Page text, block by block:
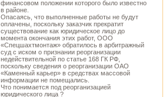
финансовом положении которого было известно
в районе.
Опасаясь, что выполненные работы не будут
оплачены, поскольку заказчик прекратит
существование как юридическое лицо до
момента окончания этих работ, ООО
«Спецшахтмонтаж» обратилось в арбитражный
суд с иском о признании реорганизации
недействительной по статье 168 ГК РФ,
поскольку сведения о реорганизации ОАО
«Каменный карьер» в средствах массовой
информации не помещались.
Что понимается под реорганизацией
юридического лица ?